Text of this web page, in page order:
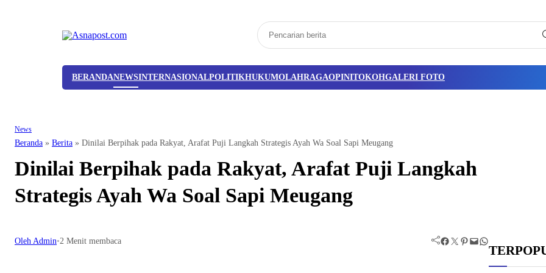
BERANDANEWSINTERNASIONALPOLITIKHUKUMOLAHRAGAOPINITOKOHGALERI FOTO
News
Beranda » Berita » Dinilai Berpihak pada Rakyat, Arafat Puji Langkah Strategis Ayah Wa Soal Sapi Meugang
Dinilai Berpihak pada Rakyat, Arafat Puji Langkah
Strategis Ayah Wa Soal Sapi Meugang
Oleh Admin•2 Menit membaca Facebook Twitter Pinterest Mail WhatsApp